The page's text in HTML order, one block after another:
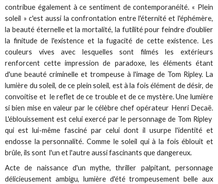
contribue également à ce sentiment de contemporanéité. « Plein
soleil » c'est aussi la confrontation entre l'éternité et l'éphémère,
la beauté éternelle et la mortalité, la futilité pour feindre d'oublier
la finitude de l'existence et la fugacité de cette existence. Les
couleurs vives avec lesquelles sont filmés les extérieurs
renforcent cette impression de paradoxe, les éléments étant
d'une beauté criminelle et trompeuse à l'image de Tom Ripley. La
lumière du soleil, de ce plein soleil, est à la fois élément de désir, de
convoitise et le reflet de ce trouble et de ce mystère. Une lumière
si bien mise en valeur par le célèbre chef opérateur Henri Decaë.
L'éblouissement est celui exercé par le personnage de Tom Ripley
qui est lui-même fasciné par celui dont il usurpe l'identité et
endosse la personnalité. Comme le soleil qui à la fois éblouit et
brûle, ils sont l'un et l'autre aussi fascinants que dangereux.
Acte de naissance d'un mythe, thriller palpitant, personnage
délicieusement ambigu, lumière d'été trompeusement belle aux